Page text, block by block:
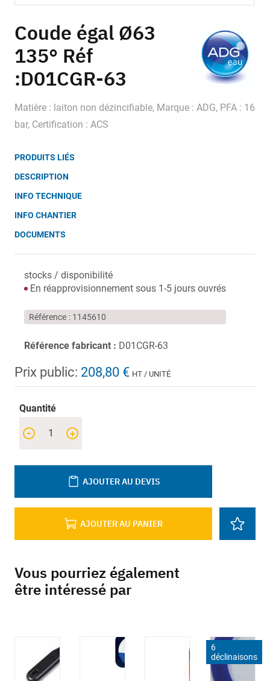
to
the
beginning
of
the
gallery
Coude égal Ø63
135° Réf
:D01CGR-63
Matière : laiton non dézincifiable, Marque : ADG, PFA : 16
bar, Certification : ACS
PRODUITS LIÉS
DESCRIPTION
INFO TECHNIQUE
INFO CHANTIER
DOCUMENTS
stocks / disponibilité
En réapprovisionnement sous 1-5 jours ouvrés
Référence 1145610
Référence fabricant : D01CGR-63
Prix public: 208,80 € HT / UNITÉ
Quantité
+
-
AJOUTER AU PANIER
AJOUTER AU DEVIS
Vous pourriez également
être intéressé par
6
déclinaisons